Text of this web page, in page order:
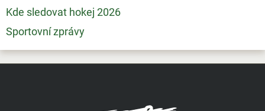
Kde sledovat hokej 2026
Sportovní zprávy